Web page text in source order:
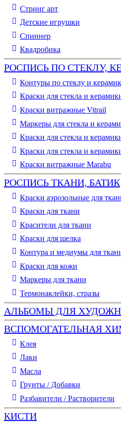
Стринг арт
Детские игрушки
Спиннер
Квадробика
РОСПИСЬ ПО СТЕКЛУ,
Контуры по стеклу и
Краски для стекла и
Краски витражные Vitrail
Маркеры для стекла и
Краски для стекла и
Краски для стекла и
Краски витражные Marabu
РОСПИСЬ ТКАНИ, БАТИК
Краски аэрозольные для
Краски для ткани
Красители для ткани
Краски для шелка
Контура и медиумы для
Краски для кожи
Маркеры для ткани
Термонаклейки, стразы
АЛЬБОМЫ ДЛЯ
ВСПОМОГАТЕЛЬНАЯ
Клея
Лаки
Масла
Грунты / Добавки
Разбавители / Растворители
КИСТИ